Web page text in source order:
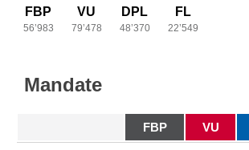
FBP
56’983
VU
79’478
DPL
48’370
FL
22’549
Mandate
FBP VU